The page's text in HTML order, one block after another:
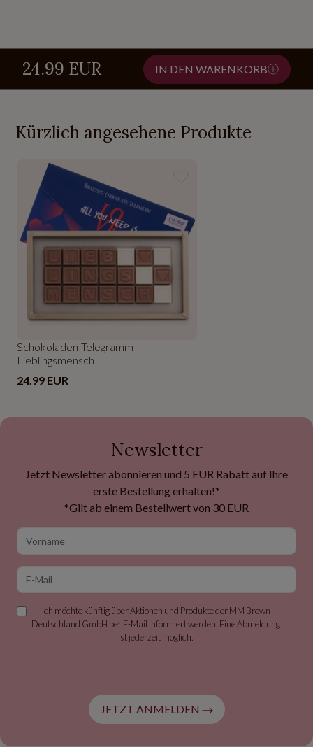
24.99 EUR IN DEN WARENKORB
Kürzlich angesehene Produkte
Schokoladen-Telegramm -
Lieblingsmensch
24.99 EUR
Newsletter
Jetzt Newsletter abonnieren und 5 EUR Rabatt auf Ihre
erste Bestellung erhalten!*
*Gilt ab einem Bestellwert von 30 EUR
Ich möchte künftig über Aktionen und Produkte der MM Brown
Deutschland GmbH per E-Mail informiert werden. Eine Abmeldung
ist jederzeit möglich.
JETZT ANMELDEN